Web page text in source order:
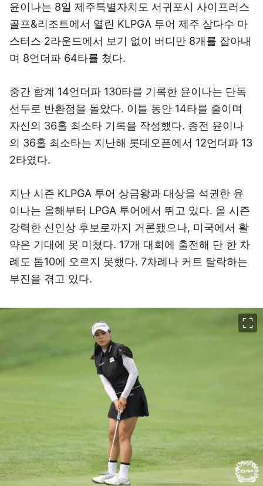
윤이나는 8일 제주특별자치도 서귀포시 사이프러스
골프&리조트에서 열린 KLPGA 투어 제주 삼다수 마
스터스 2라운드에서 보기 없이 버디만 8개를 잡아내
며 8언더파 64타를 쳤다.
중간 합계 14언더파 130타를 기록한 윤이나는 단독
선두로 반환점을 돌았다. 이틀 동안 14타를 줄이며
자신의 36홀 최소타 기록을 작성했다. 종전 윤이나
의 36홀 최소타는 지난해 롯데오픈에서 12언더파 13
2타였다.
지난 시즌 KLPGA 투어 상금왕과 대상을 석권한 윤
이나는 올해부터 LPGA 투어에서 뛰고 있다. 올 시즌
강력한 신인상 후보로까지 거론됐으나, 미국에서 활
약은 기대에 못 미쳤다. 17개 대회에 출전해 단 한 차
례도 톱10에 오르지 못했다. 7차례나 커트 탈락하는
부진을 겪고 있다.